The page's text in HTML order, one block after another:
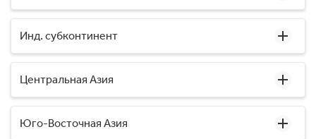
Инд. субконтинент
Центральная Азия
Юго-Восточная Азия